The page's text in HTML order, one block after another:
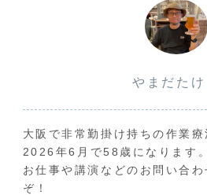
やまだたけ
大阪で非常勤掛け持ちの作業療
2026年6月で58歳になります。
お仕事や講演などのお問い合わ
ぞ！